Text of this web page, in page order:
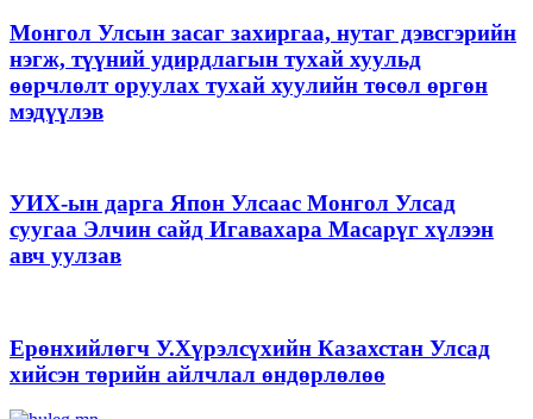
Монгол Улсын засаг захиргаа, нутаг дэвсгэрийн
нэгж, түүний удирдлагын тухай хуульд
өөрчлөлт оруулах тухай хуулийн төсөл өргөн
мэдүүлэв
УИХ-ын дарга Япон Улсаас Монгол Улсад
суугаа Элчин сайд Игавахара Масарүг хүлээн
авч уулзав
Ерөнхийлөгч У.Хүрэлсүхийн Казахстан Улсад
хийсэн төрийн айлчлал өндөрлөлөө